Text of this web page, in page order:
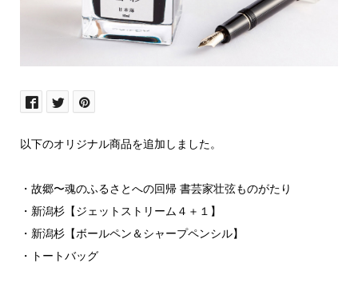
以下のオリジナル商品を追加しました。
・故郷〜魂のふるさとへの回帰 書芸家壮弦ものがたり
・新潟杉【ジェットストリーム４＋１】
・新潟杉【ボールペン＆シャープペンシル】
・トートバッグ